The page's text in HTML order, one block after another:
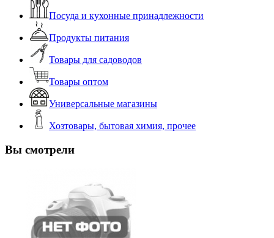
Посуда и кухонные принадлежности
Продукты питания
Товары для садоводов
Товары оптом
Универсальные магазины
Хозтовары, бытовая химия, прочее
Вы смотрели